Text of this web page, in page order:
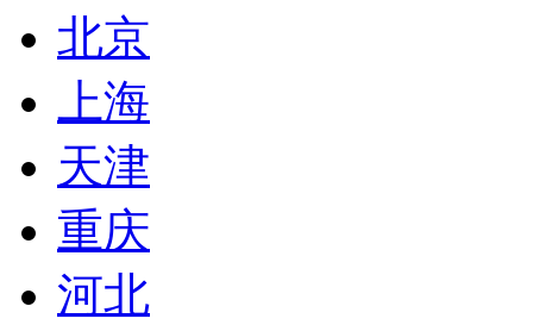
北京
上海
天津
重庆
河北